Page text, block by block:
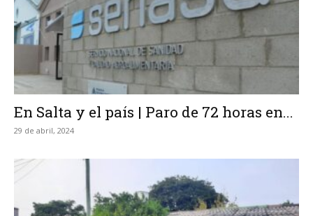
En Salta y el país | Paro de 72 horas en...
29 de abril, 2024